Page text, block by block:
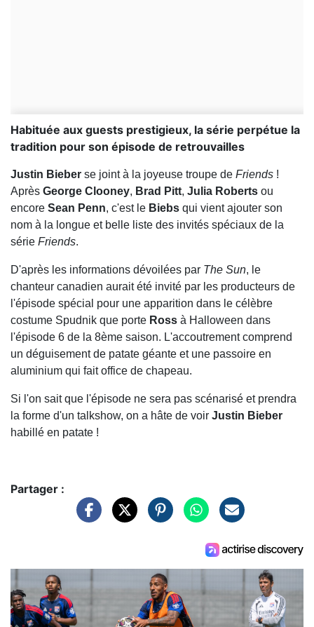
Habituée aux guests prestigieux, la série perpétue la
tradition pour son épisode de retrouvailles
Justin Bieber se joint à la joyeuse troupe de Friends !
Après George Clooney, Brad Pitt, Julia Roberts ou
encore Sean Penn, c'est le Biebs qui vient ajouter son
nom à la longue et belle liste des invités spéciaux de la
série Friends.
D'après les informations dévoilées par The Sun, le
chanteur canadien aurait été invité par les producteurs de
l'épisode spécial pour une apparition dans le célèbre
costume Spudnik que porte Ross à Halloween dans
l'épisode 6 de la 8ème saison. L'accoutrement comprend
un déguisement de patate géante et une passoire en
aluminium qui fait office de chapeau.
Si l'on sait que l'épisode ne sera pas scénarisé et prendra
la forme d'un talkshow, on a hâte de voir Justin Bieber
habillé en patate !
Partager :